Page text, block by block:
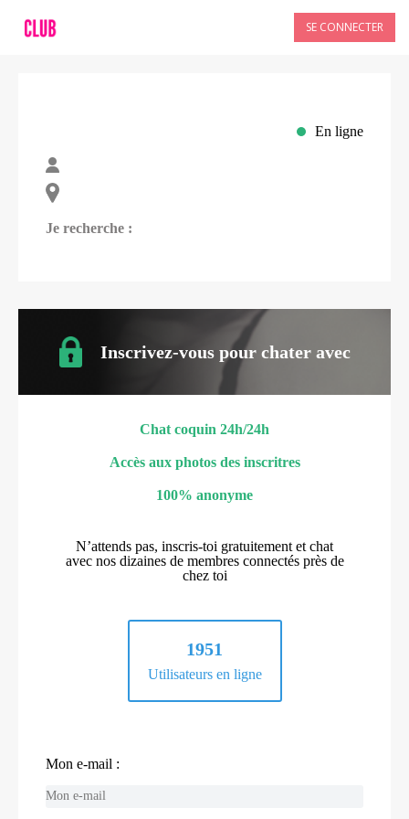
SE CONNECTER
En ligne
Je recherche :
Inscrivez-vous pour chater avec
Chat coquin 24h/24h
Accès aux photos des inscritres
100% anonyme
N’attends pas, inscris-toi gratuitement et chat
avec nos dizaines de membres connectés près de
chez toi
1951
Utilisateurs en ligne
Mon e-mail :